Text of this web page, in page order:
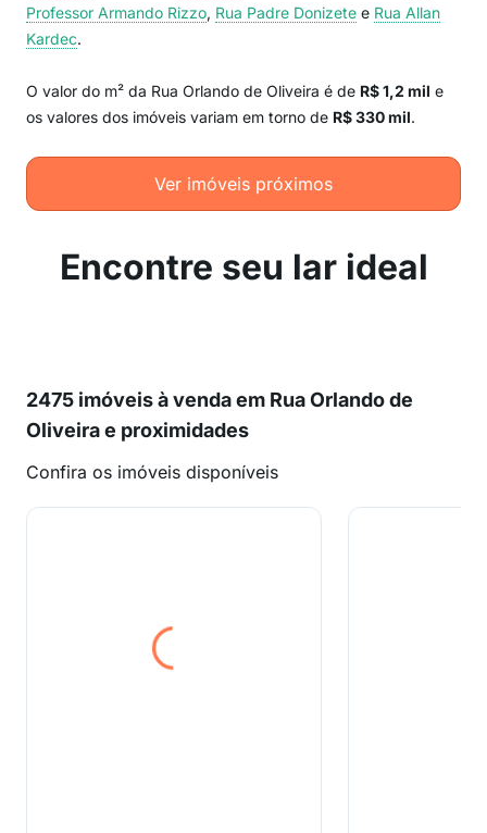
Professor Armando Rizzo, Rua Padre Donizete e Rua Allan
Kardec.
O valor do m² da Rua Orlando de Oliveira é de R$ 1,2 mil e
os valores dos imóveis variam em torno de R$ 330 mil.
Ver imóveis próximos
Encontre seu lar ideal
2475 imóveis à venda em Rua Orlando de
Oliveira e proximidades
Confira os imóveis disponíveis